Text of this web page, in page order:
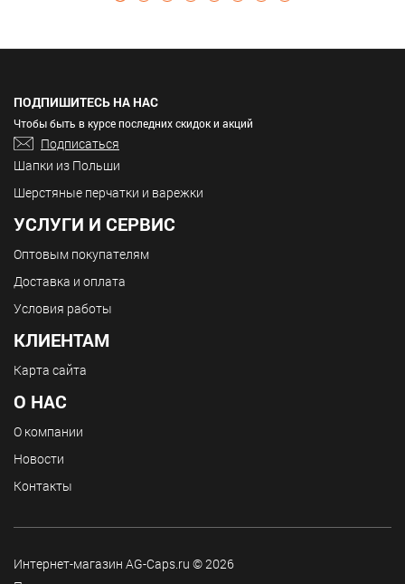
ПОДПИШИТЕСЬ НА НАС
Чтобы быть в курсе последних скидок и акций
Подписаться
Шапки из Польши
Шерстяные перчатки и варежки
УСЛУГИ И СЕРВИС
Оптовым покупателям
Доставка и оплата
Условия работы
КЛИЕНТАМ
Карта сайта
О НАС
О компании
Новости
Контакты
Интернет-магазин AG-Caps.ru © 2026